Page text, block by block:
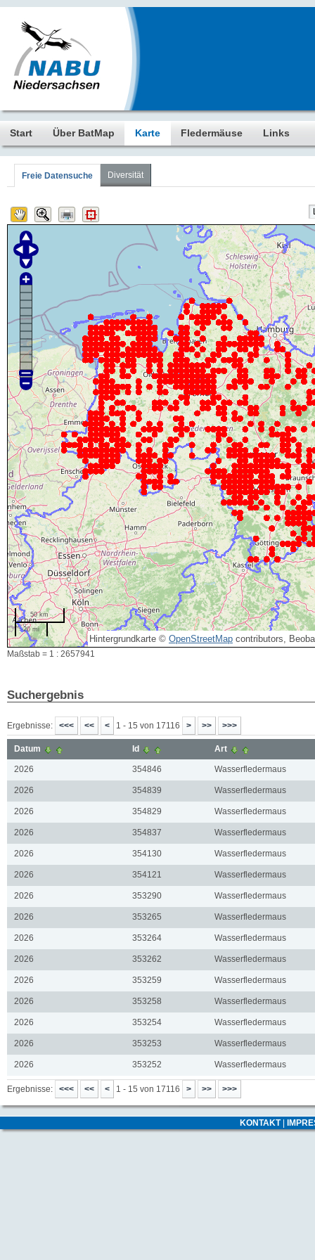
Start Über BatMap Karte Fledermäuse Links
Freie Datensuche Diversität
Hintergrundkarte © OpenStreetMap contributors,
50 km
20 mi
Maßstab = 1 : 2657941
Suchergebnis
Ergebnisse: 1 - 15 von 17116
Datum Id Art
2026 354846 Wasserfledermaus
2026 354839 Wasserfledermaus
2026 354829 Wasserfledermaus
2026 354837 Wasserfledermaus
2026 354130 Wasserfledermaus
2026 354121 Wasserfledermaus
2026 353290 Wasserfledermaus
2026 353265 Wasserfledermaus
2026 353264 Wasserfledermaus
2026 353262 Wasserfledermaus
2026 353259 Wasserfledermaus
2026 353258 Wasserfledermaus
2026 353254 Wasserfledermaus
2026 353253 Wasserfledermaus
2026 353252 Wasserfledermaus
Ergebnisse: 1 - 15 von 17116
KONTAKT|